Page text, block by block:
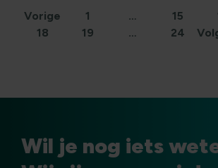
Vorige 1 … 15
18
19 … 24
Wil je nog iets